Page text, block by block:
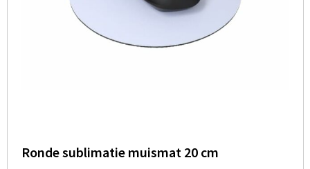
Ronde sublimatie muismat 20 cm